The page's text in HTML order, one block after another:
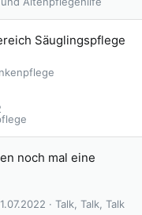
Säuglingspflege
noch mal eine
Talk, Talk, Talk